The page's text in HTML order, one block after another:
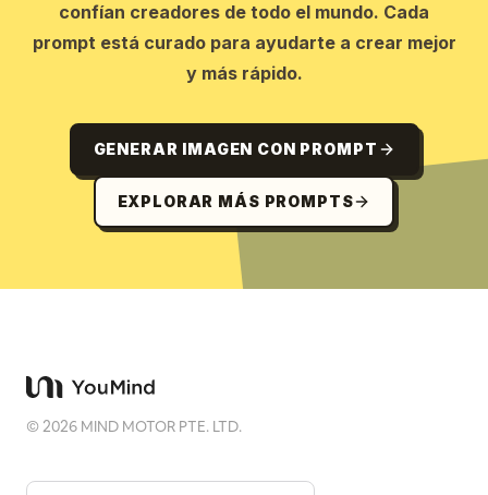
confían creadores de todo el mundo. Cada
prompt está curado para ayudarte a crear mejor
y más rápido.
GENERAR IMAGEN CON PROMPT
EXPLORAR MÁS PROMPTS
©2026 MIND MOTOR PTE. LTD.